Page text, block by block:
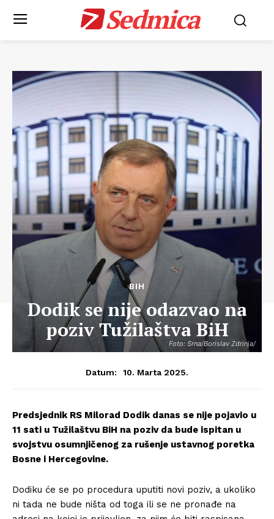
Sedmica
Foto: Srna/Borislav Zdrinja/
BIH
Dodik se nije odazvao na
poziv Tužilaštva BiH
Datum: 10. Marta 2025.
Predsjednik RS Milorad Dodik danas se nije pojavio u
11 sati u Tužilaštvu BiH na poziv da bude ispitan u
svojstvu osumnjičenog za rušenje ustavnog poretka
Bosne i Hercegovine.
Dodiku će se po procedura uputiti novi poziv, a ukoliko
ni tada ne bude ništa od toga ili se ne pronađe na